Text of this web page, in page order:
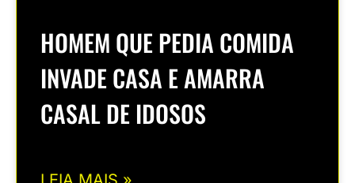
HOMEM QUE PEDIA COMIDA
INVADE CASA E AMARRA
CASAL DE IDOSOS